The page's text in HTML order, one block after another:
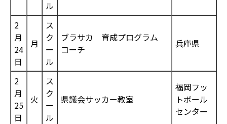
ル
2
月
24
日
月
ス
ク
ー
ル
ブラサカ 育成プログラム
コーチ
兵庫県
2
月
25
日
火
ス
ク
ー
ル
県議会サッカー教室
福岡フッ
トボール
センター